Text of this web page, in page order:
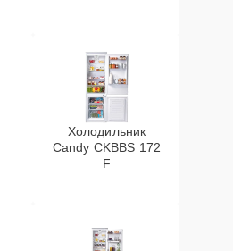
Холодильник
Candy CKBBS 172
F